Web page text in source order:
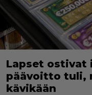
Lapset ostivat
päävoitto tuli,
kävikään